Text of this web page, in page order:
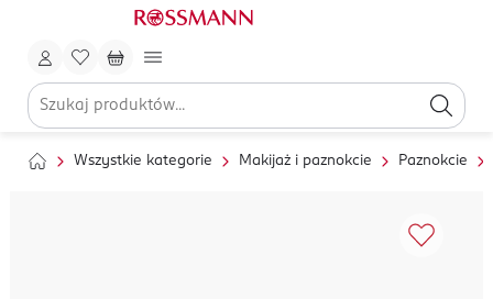
Wszystkie kategorie Makijaż i paznokcie Paznokcie